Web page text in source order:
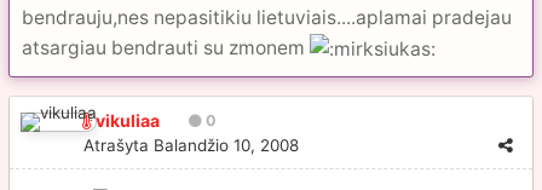
bendrauju,nes nepasitikiu lietuviais....aplamai pradejau
atsargiau bendrauti su zmonem
vikuliaa 0
Atrašyta Balandžio 10, 2008